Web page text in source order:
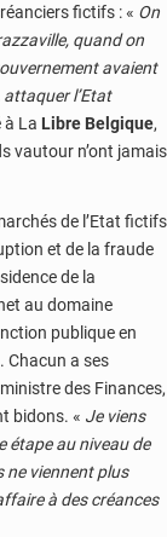
fictifs : « On
quand on
avaient
l’Etat
à La Libre Belgique,
vautour n’ont jamais
de l’Etat fictifs
et de la fraude
de la
au domaine
publique en
Chacun a ses
des Finances,
bidons. « Je viens
étape au niveau de
ne viennent plus
à des créances